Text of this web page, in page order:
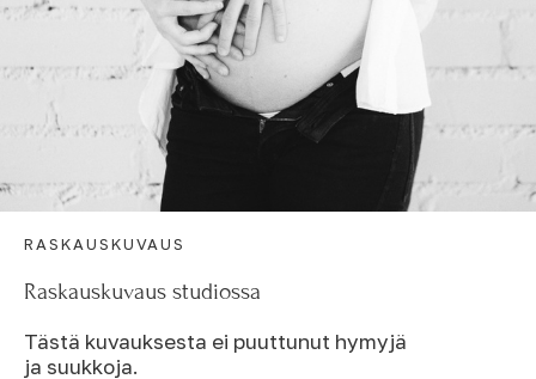
RASKAUSKUVAUS
Raskauskuvaus studiossa
Tästä kuvauksesta ei puuttunut hymyjä
ja suukkoja.